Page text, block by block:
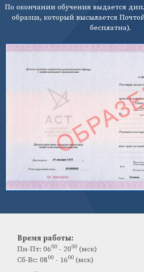
По окончании обучения выдается
образца, который высылается
бесплатна).
Время работы:
Пн-Пт: 0600 - 2000 (мск)
Сб-Вс: 0800 - 1600 (мск)